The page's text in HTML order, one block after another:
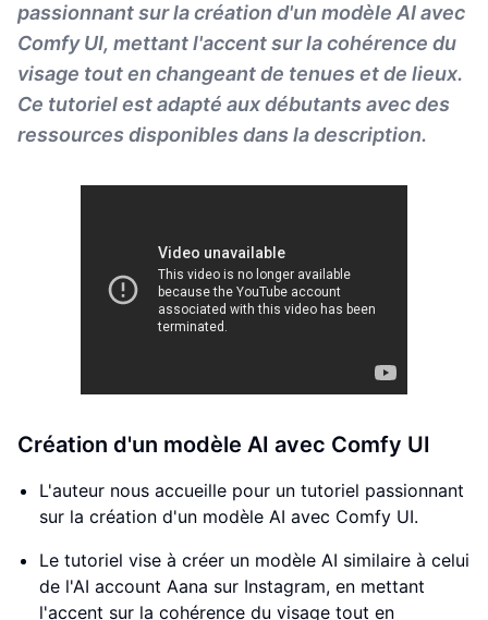
passionnant sur la création d'un modèle AI avec
Comfy UI, mettant l'accent sur la cohérence du
visage tout en changeant de tenues et de lieux.
Ce tutoriel est adapté aux débutants avec des
ressources disponibles dans la description.
Création d'un modèle AI avec Comfy UI
L'auteur nous accueille pour un tutoriel passionnant
sur la création d'un modèle AI avec Comfy UI.
Le tutoriel vise à créer un modèle AI similaire à celui
de l'AI account Aana sur Instagram, en mettant
l'accent sur la cohérence du visage tout en